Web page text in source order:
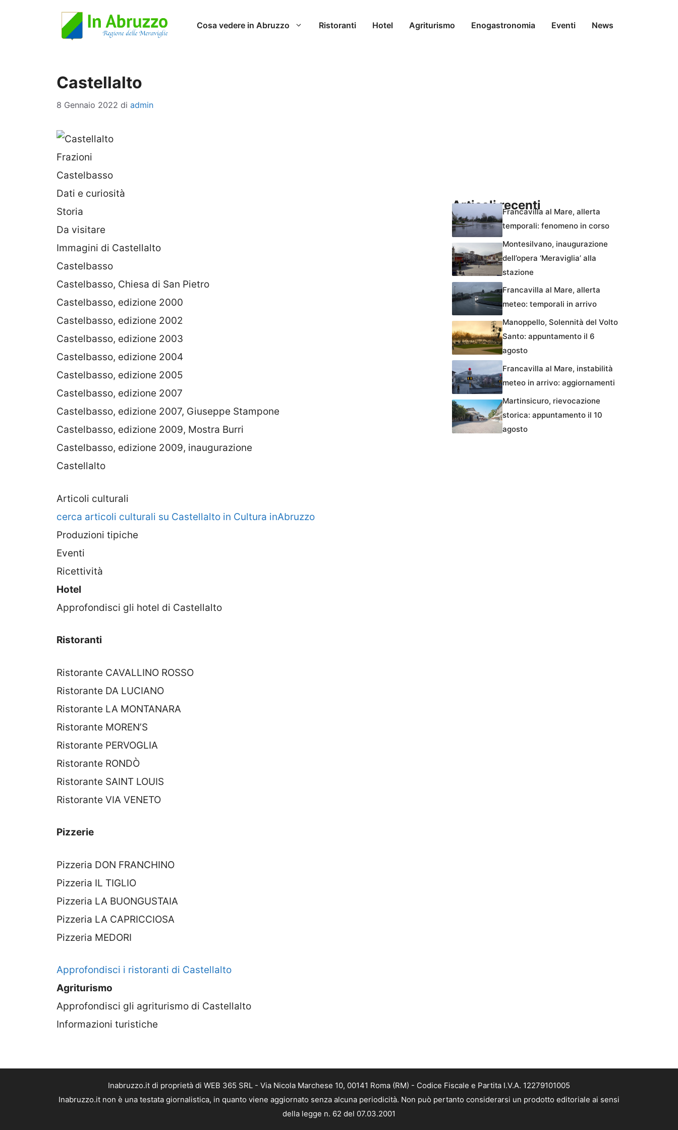
Cosa vedere in Abruzzo Ristoranti Hotel Agriturismo Enogastronomia Eventi News
Castellalto
8 Gennaio 2022 di admin
Frazioni
Castelbasso
Dati e curiosità
Storia
Da visitare
Immagini di Castellalto
Castelbasso
Castelbasso, Chiesa di San Pietro
Castelbasso, edizione 2000
Castelbasso, edizione 2002
Castelbasso, edizione 2003
Castelbasso, edizione 2004
Castelbasso, edizione 2005
Castelbasso, edizione 2007
Castelbasso, edizione 2007, Giuseppe Stampone
Castelbasso, edizione 2009, Mostra Burri
Castelbasso, edizione 2009, inaugurazione
Castellalto
Articoli culturali
cerca articoli culturali su Castellalto in Cultura inAbruzzo
Produzioni tipiche
Eventi
Ricettività
Hotel
Approfondisci gli hotel di Castellalto
Ristoranti
Ristorante CAVALLINO ROSSO
Ristorante DA LUCIANO
Ristorante LA MONTANARA
Ristorante MOREN’S
Ristorante PERVOGLIA
Ristorante RONDÒ
Ristorante SAINT LOUIS
Ristorante VIA VENETO
Pizzerie
Pizzeria DON FRANCHINO
Pizzeria IL TIGLIO
Pizzeria LA BUONGUSTAIA
Pizzeria LA CAPRICCIOSA
Pizzeria MEDORI
Approfondisci i ristoranti di Castellalto
Agriturismo
Approfondisci gli agriturismo di Castellalto
Informazioni turistiche
Articoli recentiFrancavilla al Mare, allerta
temporali: fenomeno in corso
Montesilvano, inaugurazione
dell’opera ‘Meraviglia’ alla
stazione
Francavilla al Mare, allerta
meteo: temporali in arrivo
Manoppello, Solennità del Volto
Santo: appuntamento il 6
agosto
Francavilla al Mare, instabilità
meteo in arrivo: aggiornamenti
Martinsicuro, rievocazione
storica: appuntamento il 10
agosto
Inabruzzo.it di proprietà di WEB 365 SRL - Via Nicola Marchese 10, 00141 Roma (RM) - Codice Fiscale e Partita I.V.A. 12279101005
Inabruzzo.it non è una testata giornalistica, in quanto viene aggiornato senza alcuna periodicità. Non può pertanto considerarsi un prodotto editoriale ai sensi
della legge n. 62 del 07.03.2001